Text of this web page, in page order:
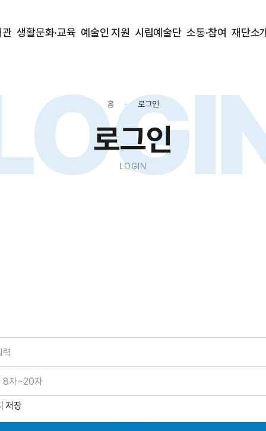
관 생활문화·교육 예술인 지원 시립예술단 소통·참여 재단소
홈 로그인
로그인
LOGIN
저장